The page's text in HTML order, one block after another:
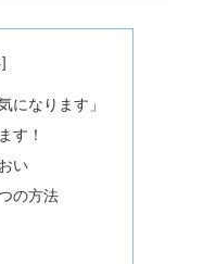
になります」
す！
い
の方法